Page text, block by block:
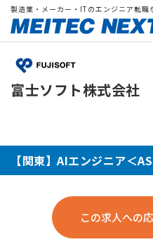
製造業・メーカー・ITのエンジニア転職
富士ソフト株式会社
【関東】AIエンジニア＜
この求人への